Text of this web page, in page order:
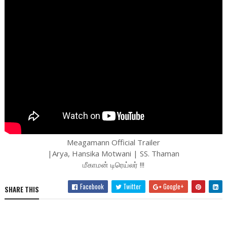
Meagamann Official Trailer
|Arya, Hansika Motwani | SS. Thaman
மீகாமன் டிரெய்லர் !!!
SHARE THIS Facebook Twitter Google+